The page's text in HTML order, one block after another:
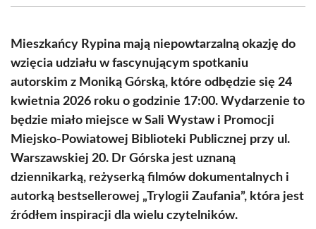
(Twitter)
Mieszkańcy Rypina mają niepowtarzalną okazję do
wzięcia udziału w fascynującym spotkaniu
autorskim z Moniką Górską, które odbędzie się 24
kwietnia 2026 roku o godzinie 17:00. Wydarzenie to
będzie miało miejsce w Sali Wystaw i Promocji
Miejsko-Powiatowej Biblioteki Publicznej przy ul.
Warszawskiej 20. Dr Górska jest uznaną
dziennikarką, reżyserką filmów dokumentalnych i
autorką bestsellerowej „Trylogii Zaufania”, która jest
źródłem inspiracji dla wielu czytelników.